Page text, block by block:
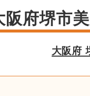
阪府堺市
大阪府